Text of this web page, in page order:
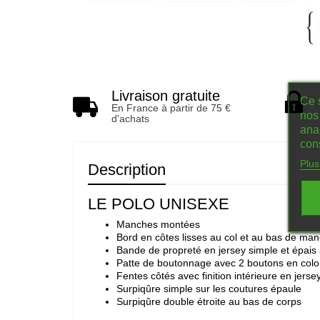
Livraison gratuite
En France à partir de 75 €
d'achats
Description
LE POLO UNISEXE
Manches montées
Bord en côtes lisses au col et au bas de
Bande de propreté en jersey simple et épais
Patte de boutonnage avec 2 boutons en
Fentes côtés avec finition intérieure en
Surpiqûre simple sur les coutures épaule
Surpiqûre double étroite au bas de corps
Ce